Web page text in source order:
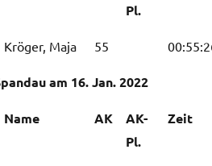
Pl.
Kröger, Maja 55
am 16. Jan. 2022
Name AK
AK-
Pl.
Zeit